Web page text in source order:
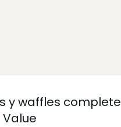
y waffles complete